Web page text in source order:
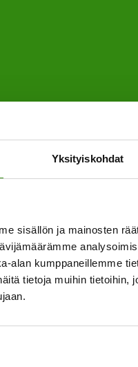
Yksityiskohdat
sisällön ja mainosten
alan kumppaneillemme
tietoja muihin tietoihin,
antaja.”